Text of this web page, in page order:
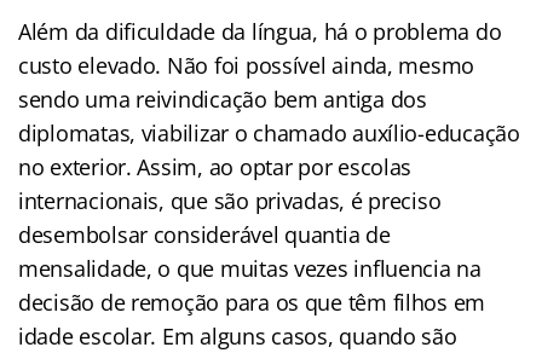
Além da dificuldade da língua, há o problema do
custo elevado. Não foi possível ainda, mesmo
sendo uma reivindicação bem antiga dos
diplomatas, viabilizar o chamado auxílio-educação
no exterior. Assim, ao optar por escolas
internacionais, que são privadas, é preciso
desembolsar considerável quantia de
mensalidade, o que muitas vezes influencia na
decisão de remoção para os que têm filhos em
idade escolar. Em alguns casos, quando são